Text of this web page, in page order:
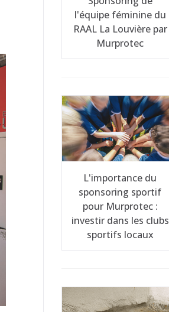
l'équipe féminine du
RAAL La Louvière par
Murprotec
L'importance du
sponsoring sportif
pour Murprotec :
investir dans les clubs
sportifs locaux